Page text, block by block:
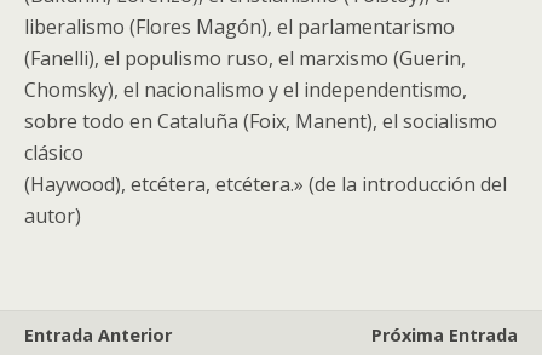
liberalismo (Flores Magón), el parlamentarismo
(Fanelli), el populismo ruso, el marxismo (Guerin,
Chomsky), el nacionalismo y el independentismo,
sobre todo en Cataluña (Foix, Manent), el socialismo
clásico
(Haywood), etcétera, etcétera.» (de la introducción del
autor)
Entrada Anterior
Próxima Entrada